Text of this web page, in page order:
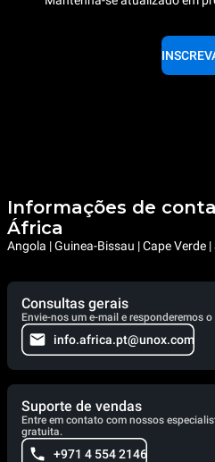
Informações de
África
Angola | Guinea-Bissau | Cape Verde
Consultas gerais
Envie-nos um e-mail e responderemos
info.africa.pt@unox.com
Suporte de vendas
Entre em contato com nossos
gratuita.
+971 4 554 2146